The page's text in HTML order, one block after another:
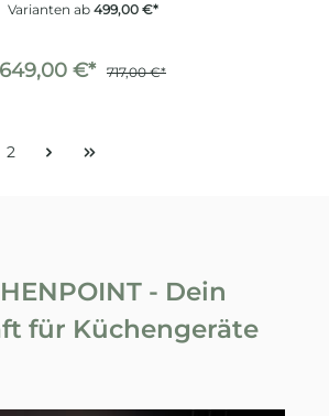
Varianten ab499,00 €*
649,00 €* 717,00 €*
2
- Dein
für Küchengeräte